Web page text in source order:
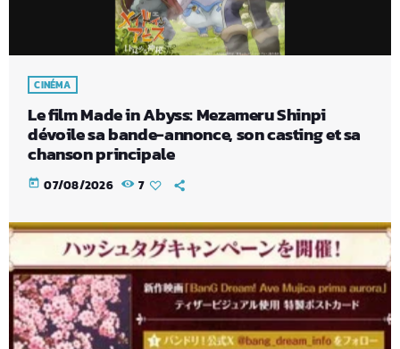
CINÉMA
Le film Made in Abyss: Mezameru Shinpi
dévoile sa bande-annonce, son casting et sa
chanson principale
today 07/08/2026 7